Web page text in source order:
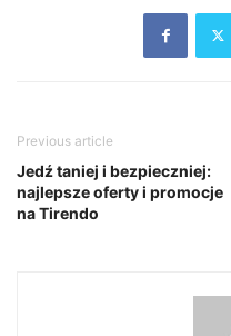
Previous article
Jedź taniej i bezpieczniej:
najlepsze oferty i promocje
na Tirendo